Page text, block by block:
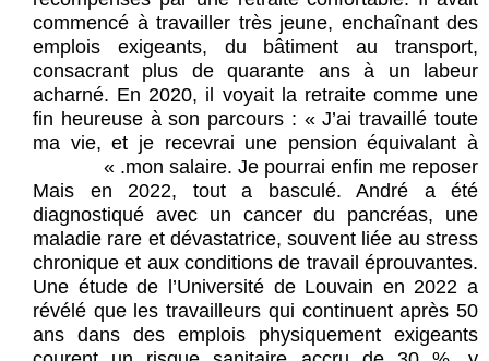
commencé à travailler très jeune, enchaînant des
emplois exigeants, du bâtiment au transport,
consacrant plus de quarante ans à un labeur
acharné. En 2020, il voyait la retraite comme une
fin heureuse à son parcours : « J’ai travaillé toute
ma vie, et je recevrai une pension équivalant à
mon salaire. Je pourrai enfin me reposer. »
Mais en 2022, tout a basculé. André a été
diagnostiqué avec un cancer du pancréas, une
maladie rare et dévastatrice, souvent liée au stress
chronique et aux conditions de travail éprouvantes.
Une étude de l’Université de Louvain en 2022 a
révélé que les travailleurs qui continuent après 50
ans dans des emplois physiquement exigeants